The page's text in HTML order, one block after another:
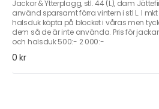
Jackor & Ytterplagg, stl. 44 (L), dam
använd sparsamt förra vintern i stl L. I
halsduk köpta på blocket i våras men
dem så de är inte använda. Pris för
och halsduk 500:- 2 000:-
0 kr